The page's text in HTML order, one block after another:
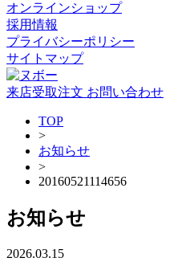
オンラインショップ
採用情報
プライバシーポリシー
サイトマップ
来店受取注文 お問い合わせ
TOP
>
お知らせ
>
20160521114656
お知らせ
2026.03.15